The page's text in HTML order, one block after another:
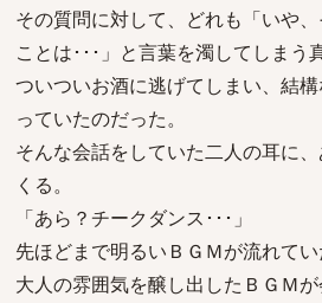
その質問に対して、どれも「いや
ことは･･･」と言葉を濁してしまう真
ついついお酒に逃げてしまい、結
っていたのだった。
そんな会話をしていた二人の耳に
くる。
「あら？チークダンス･･･」
先ほどまで明るいＢＧＭが流れてい
大人の雰囲気を醸し出したＢＧＭが